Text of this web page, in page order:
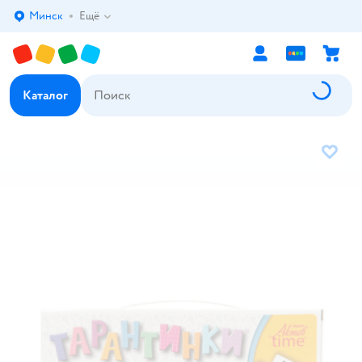
Выбор адреса доставки.
Минск Ещё
Каталог
В